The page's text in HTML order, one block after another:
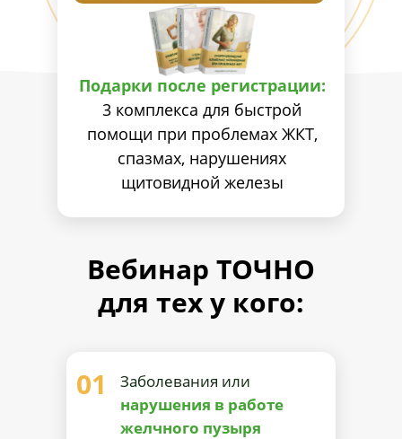
Подарки после регистрации:
3 комплекса для быстрой
помощи при проблемах ЖКТ,
спазмах, нарушениях
щитовидной железы
Вебинар ТОЧНО
для тех у кого:
Заболевания или
нарушения в работе
желчного пузыря
01